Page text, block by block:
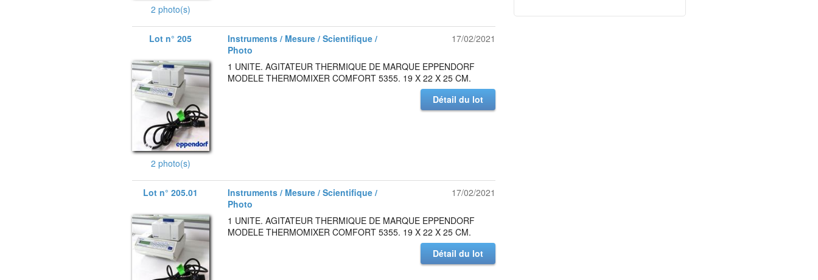
2 photo(s)
Lot n° 205
Instruments / Mesure / Scientifique /
Photo
17/02/2021
2 photo(s)
1 UNITE. AGITATEUR THERMIQUE DE MARQUE EPPENDORF
MODELE THERMOMIXER COMFORT 5355. 19 X 22 X 25 CM.
Détail du lot
Lot n° 205.01
Instruments / Mesure / Scientifique /
Photo
17/02/2021
1 UNITE. AGITATEUR THERMIQUE DE MARQUE EPPENDORF
MODELE THERMOMIXER COMFORT 5355. 19 X 22 X 25 CM.
Détail du lot